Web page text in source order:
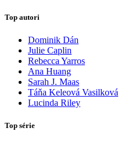
Top autori
Dominik Dán
Julie Caplin
Rebecca Yarros
Ana Huang
Sarah J. Maas
Táňa Keleová Vasilková
Lucinda Riley
Top série